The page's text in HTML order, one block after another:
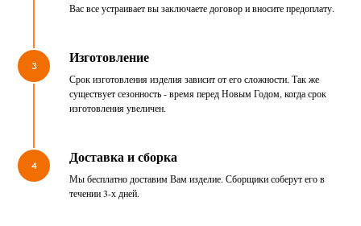
Вас все устраивает вы заключаете договор и вносите предоплату.
3 Изготовление
Срок изготовления изделия зависит от его сложности. Так же
существует сезонность - время перед Новым Годом, когда срок
изготовления увеличен.
4 Доставка и сборка
Мы бесплатно доставим Вам изделие. Сборщики соберут его в
течении 3-х дней.